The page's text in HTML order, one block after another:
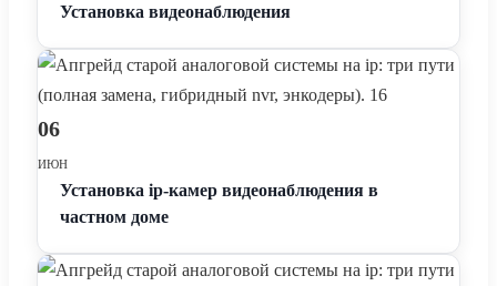
Установка видеонаблюдения
06
ИЮН
Установка ip-камер видеонаблюдения в
частном доме